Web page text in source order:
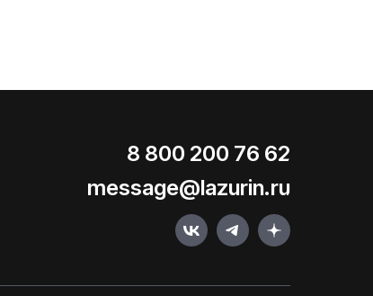
8 800 200 76 62
message@lazurin.ru